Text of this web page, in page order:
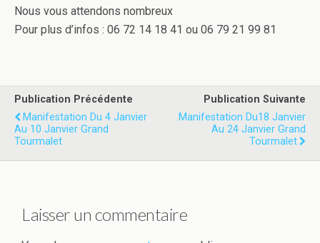
Nous vous attendons nombreux
Pour plus d’infos : 06 72 14 18 41 ou 06 79 21 99 81
Publication Précédente
Manifestation Du 4 Janvier
Au 10 Janvier Grand
Tourmalet
Publication Suivante
Manifestation Du18 Janvier
Au 24 Janvier Grand
Tourmalet
Laisser un commentaire